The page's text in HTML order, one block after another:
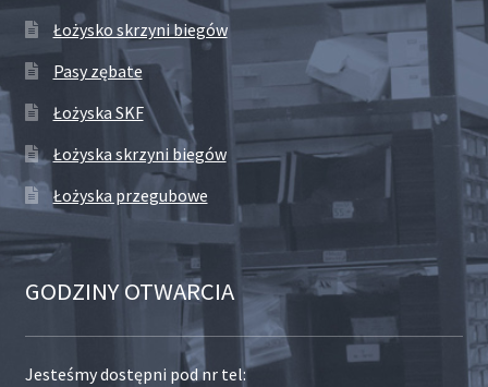
Łożysko skrzyni biegów
Pasy zębate
Łożyska SKF
Łożyska skrzyni biegów
Łożyska przegubowe
GODZINY OTWARCIA
Jesteśmy dostępni pod nr tel: